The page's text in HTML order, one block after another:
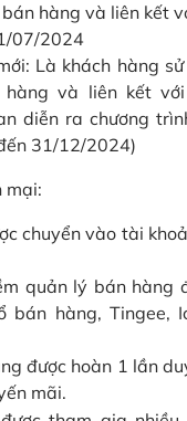
hàng và liên kết
07/2024
Là khách hàng
và liên kết
diễn ra chương
31/12/2024)
mại:
chuyển vào tài
quản lý bán hàng
bán hàng, Tingee,
được hoàn 1 lần
mãi.